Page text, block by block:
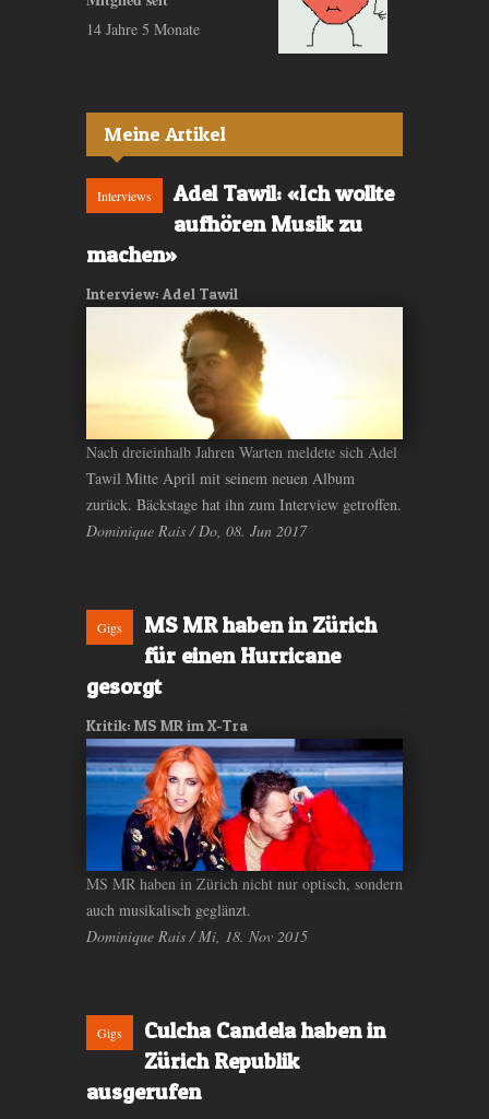
14 Jahre 5 Monate
Meine Artikel
Interviews
Adel Tawil: «Ich wollte
aufhören Musik zu
machen»
Interview: Adel Tawil
Nach dreieinhalb Jahren Warten meldete sich Adel
Tawil Mitte April mit seinem neuen Album
zurück. Bäckstage hat ihn zum Interview getroffen.
Dominique Rais / Do, 08. Jun 2017
Gigs
MS MR haben in Zürich
für einen Hurricane
gesorgt
Kritik: MS MR im X-Tra
MS MR haben in Zürich nicht nur optisch, sondern
auch musikalisch geglänzt.
Dominique Rais / Mi, 18. Nov 2015
Gigs
Culcha Candela haben in
Zürich Republik
ausgerufen